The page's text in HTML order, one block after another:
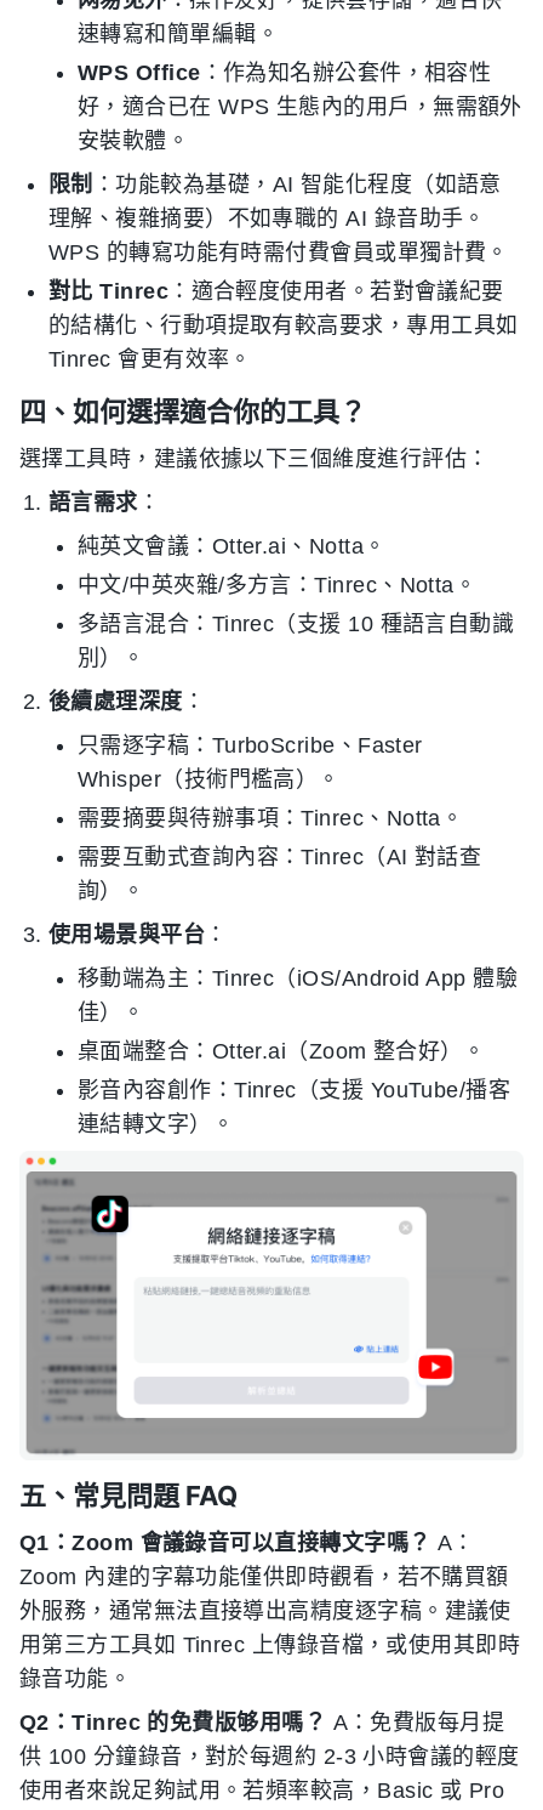
速轉寫和簡單編輯。
WPS Office ：作為知名辦公套件，相容性
好，適合已在 WPS 生態內的用戶，無需額外
安裝軟體。
限制 ：功能較為基礎，AI 智能化程度（如語意
理解、複雜摘要）不如專職的 AI 錄音助手。
WPS 的轉寫功能有時需付費會員或單獨計費。
對比 Tinrec ：適合輕度使用者。若對會議紀要
的結構化、行動項提取有較高要求，專用工具如
Tinrec 會更有效率。
四、如何選擇適合你的工具？
選擇工具時，建議依據以下三個維度進行評估：
語言需求：
純英文會議：Otter.ai、Notta。
中文/中英夾雜/多方言：Tinrec、Notta。
多語言混合：Tinrec（支援 10 種語言自動識
別）。
後續處理深度 ：
只需逐字稿：TurboScribe、Faster
Whisper（技術門檻高）。
需要摘要與待辦事項：Tinrec、Notta。
需要互動式查詢內容：Tinrec（AI 對話查
詢）。
使用場景與平台 ：
移動端為主：Tinrec（iOS/Android App 體驗
佳）。
桌面端整合：Otter.ai（Zoom 整合好）。
影音內容創作：Tinrec（支援 YouTube/播客
連結轉文字）。
五、常見問題 FAQ
Q1：Zoom 會議錄音可以直接轉文字嗎？ A：
Zoom 內建的字幕功能僅供即時觀看，若不購買額
外服務，通常無法直接導出高精度逐字稿。建議使
用第三方工具如 Tinrec 上傳錄音檔，或使用其即時
錄音功能。
Q2：Tinrec 的免費版够用嗎？ A：免費版每月提
供 100 分鐘錄音，對於每週約 2-3 小時會議的輕度
使用者來說足夠試用。若頻率較高，Basic 或 Pro